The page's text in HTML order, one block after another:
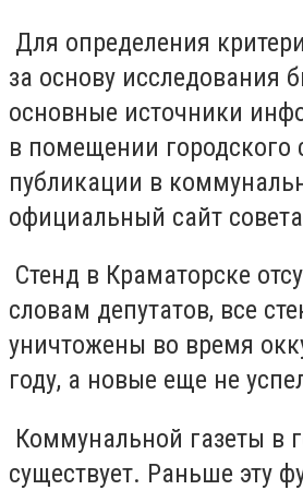
Для определения
за основу исследования
основные источники
в помещении городского
публикации в
официальный сайт
Стенд в Краматорске
словам депутатов, все
уничтожены во время
году, а новые еще не
Коммунальной газеты в
существует. Раньше эту